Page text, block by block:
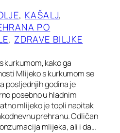
, KAŠALJ
PO
, ZDRAVE BILJKE
kurkumom, kako ga
Mlijeko s kurkumom se
posljednjih godina je
posebno u hladnim
mlijeko je topli napitak
prehranu. Odličan
mlijeka, ali i da…